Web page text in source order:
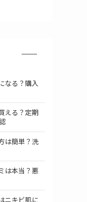
なる？購入
える？定期
は簡単？洗
は本当？悪
ニキビ肌に